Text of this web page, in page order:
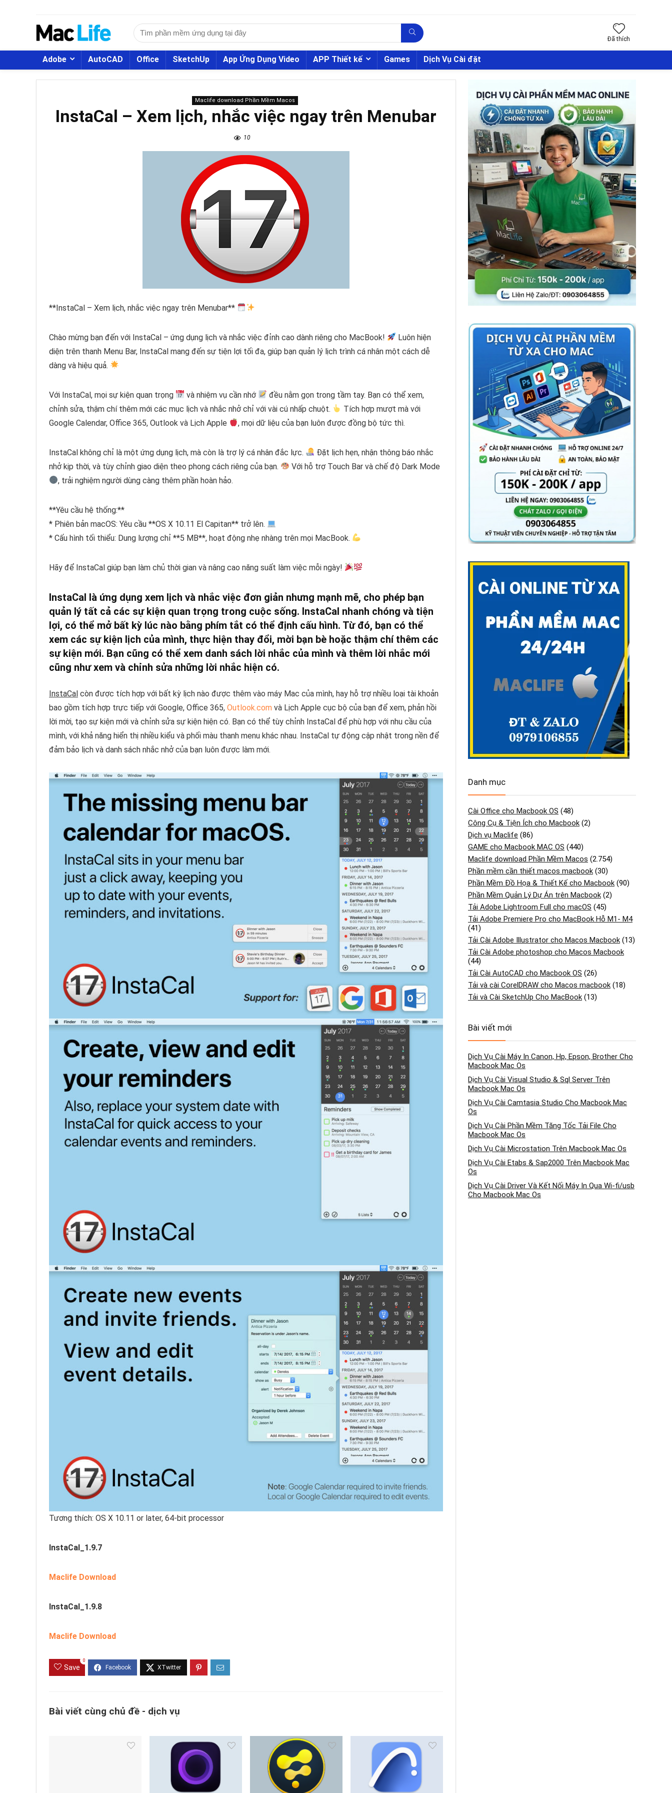
Đã thích
Adobe AutoCAD Office SketchUp App Ứng Dụng Video APP Thiết kế Games Dịch Vụ Cài đặt
Maclife download Phần Mềm Macos
InstaCal – Xem lịch, nhắc việc ngay trên Menubar
10
**InstaCal – Xem lịch, nhắc việc ngay trên Menubar**
Chào mừng bạn đến với InstaCal – ứng dụng lịch và nhắc việc đỉnh cao dành riêng cho MacBook!
Luôn hiện
diện trên thanh Menu Bar, InstaCal mang đến sự tiện lợi tối đa, giúp bạn quản lý lịch trình cá nhân một cách dễ
dàng và hiệu quả.
Với InstaCal, mọi sự kiện quan trọng và nhiệm vụ cần nhớ
đều nằm gọn trong tầm tay. Bạn có thể xem,
chỉnh sửa, thậm chí thêm mới các mục lịch và nhắc nhở chỉ với vài cú nhấp chuột.
Tích hợp mượt mà với
Google Calendar, Office 365, Outlook và Lịch Apple
, mọi dữ liệu của bạn luôn được đồng bộ tức thì.
InstaCal không chỉ là một ứng dụng lịch, mà còn là trợ lý cá nhân đắc lực.
Đặt lịch hẹn, nhận thông báo nhắc
nhở kịp thời, và tùy chỉnh giao diện theo phong cách riêng của bạn.
Với hỗ trợ Touch Bar và chế độ Dark Mode
, trải nghiệm người dùng càng thêm phần hoàn hảo.
**Yêu cầu hệ thống:**
* Phiên bản macOS: Yêu cầu **OS X 10.11 El Capitan** trở lên.
* Cấu hình tối thiểu: Dung lượng chỉ **5 MB**, hoạt động nhẹ nhàng trên mọi MacBook.
Hãy để InstaCal giúp bạn làm chủ thời gian và nâng cao năng suất làm việc mỗi ngày!
InstaCal là ứng dụng xem lịch và nhắc việc đơn giản nhưng mạnh mẽ, cho phép bạn
quản lý tất cả các sự kiện quan trọng trong cuộc sống. InstaCal nhanh chóng và tiện
lợi, có thể mở bất kỳ lúc nào bằng phím tắt có thể định cấu hình. Từ đó, bạn có thể
xem các sự kiện lịch của mình, thực hiện thay đổi, mời bạn bè hoặc thậm chí thêm các
sự kiện mới. Bạn cũng có thể xem danh sách lời nhắc của mình và thêm lời nhắc mới
cũng như xem và chỉnh sửa những lời nhắc hiện có.
InstaCal còn được tích hợp với bất kỳ lịch nào được thêm vào máy Mac của mình, hay hỗ trợ nhiều loại tài khoản
bao gồm tích hợp trực tiếp với Google, Office 365, Outlook.com và Lịch Apple cục bộ của bạn để xem, phản hồi
lời mời, tạo sự kiện mới và chỉnh sửa sự kiện hiện có. Bạn có thể tùy chỉnh InstaCal để phù hợp với nhu cầu của
mình, với khả năng hiển thị nhiều kiểu và phối màu thanh menu khác nhau. InstaCal tự động cập nhật trong nền để
đảm bảo lịch và danh sách nhắc nhở của bạn luôn được làm mới.
Tương thích: OS X 10.11 or later, 64-bit processor
InstaCal_1.9.7
Maclife Download
InstaCal_1.9.8
Maclife Download
Save
0
Bài viết cùng chủ đề - dịch vụ
Danh mục
Cài Office cho Macbook OS (48)
Công Cụ & Tiện Ích cho Macbook (2)
Dịch vụ Maclife (86)
GAME cho Macbook MAC OS (440)
Maclife download Phần Mềm Macos (2.754)
Phần mềm cần thiết macos macbook (30)
Phần Mềm Đồ Họa & Thiết Kế cho Macbook (90)
Phần Mềm Quản Lý Dự Án trên Macbook (2)
Tải Adobe Lightroom Full cho macOS (45)
Tải Adobe Premiere Pro cho MacBook Hỗ M1- M4
(41)
Tải Cài Adobe Illustrator cho Macos Macbook (13)
Tải Cài Adobe photoshop cho Macos Macbook
(44)
Tải Cài AutoCAD cho Macbook OS (26)
Tải và cài CorelDRAW cho Macos macbook (18)
Tải và Cài SketchUp Cho MacBook (13)
Bài viết mới
Dịch Vụ Cài Máy In Canon, Hp, Epson, Brother Cho
Macbook Mac Os
Dịch Vụ Cài Visual Studio & Sql Server Trên
Macbook Mac Os
Dịch Vụ Cài Camtasia Studio Cho Macbook Mac
Os
Dịch Vụ Cài Phần Mềm Tăng Tốc Tải File Cho
Macbook Mac Os
Dịch Vụ Cài Microstation Trên Macbook Mac Os
Dịch Vụ Cài Etabs & Sap2000 Trên Macbook Mac
Os
Dịch Vụ Cài Driver Và Kết Nối Máy In Qua Wi-fi/usb
Cho Macbook Mac Os